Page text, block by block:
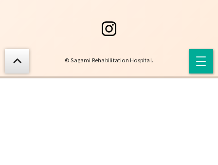
© Sagami Rehabilitation Hospital.